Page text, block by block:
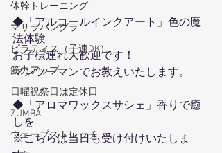
体幹トレーニング
マサラバングラ
ピラティス（子連OK）
筋力アップ
日曜祝祭日は定休日
ZUMBA
ウェーブストレッチ
◆「アルコールインクアート」色の魔
法体験
お子様連れ大歓迎です！
マンツーマンでお教えいたします。
◆「アロマワックスサシェ」香りで癒
しを
※こちらは当日も受け付けいたしま